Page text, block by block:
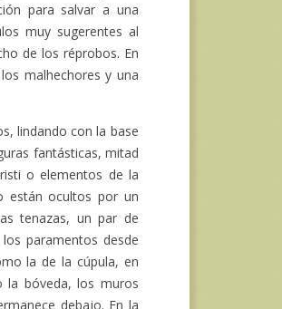
para salvar a una
muy sugerentes al
de los réprobos. En
malhechores y una
lindando con la base
fantásticas, mitad
o elementos de la
están ocultos por un
tenazas, un par de
paramentos desde
la de la cúpula, en
la bóveda, los muros
debajo. En la